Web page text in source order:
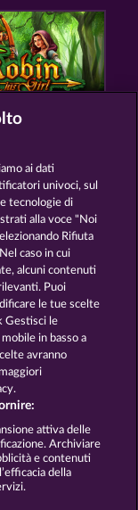
GIRL
Note legali
ai dati
univoci, sul
tecnologie di
alla voce "Noi
Rifiuta
caso in cui
alcuni contenuti
Puoi
le tue scelte
Gestisci le
in basso a
avranno
attiva delle
Archiviare
e contenuti
della